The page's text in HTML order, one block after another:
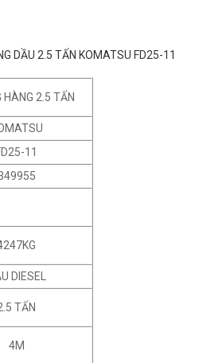
DẦU 2.5 TẤN KOMATSU FD25-11
HÀNG 2.5 TẤN
11
DIESEL
TẤN
4M